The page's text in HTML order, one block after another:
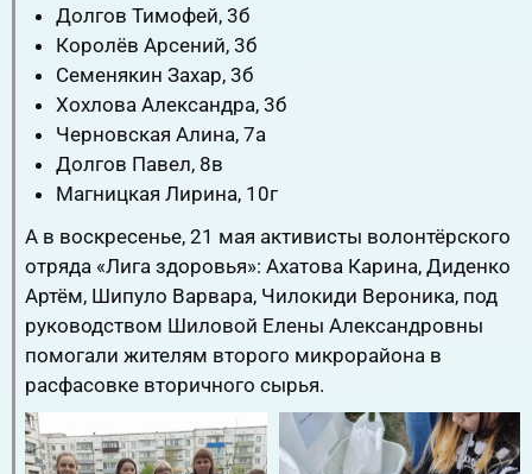
Долгов Тимофей, 3б
Королёв Арсений, 3б
Семенякин Захар, 3б
Хохлова Александра, 3б
Черновская Алина, 7а
Долгов Павел, 8в
Магницкая Лирина, 10г
А в воскресенье, 21 мая активисты волонтёрского
отряда «Лига здоровья»: Ахатова Карина, Диденко
Артём, Шипуло Варвара, Чилокиди Вероника, под
руководством Шиловой Елены Александровны
помогали жителям второго микрорайона в
расфасовке вторичного сырья.